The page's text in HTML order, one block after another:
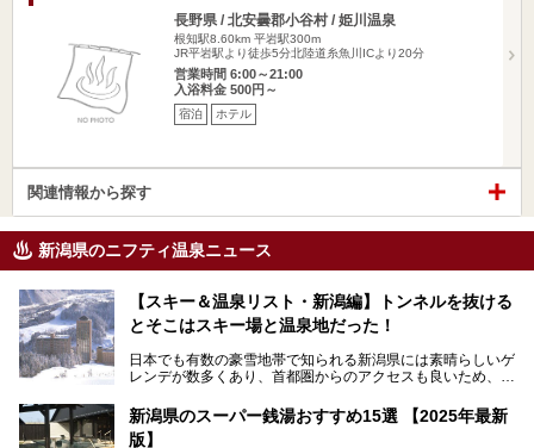
長野県 / 北安曇郡小谷村 / 姫川温泉
根知駅8.60km 平岩駅300m
JR平岩駅より徒歩5分北陸道糸魚川ICより20分
営業時間 6:00～21:00
入浴料金 500円～
宿泊 ホテル
関連情報から探す
新潟県のニフティ温泉ニュース
【スキー＆温泉リスト・新潟編】トンネルを抜ける
とそこはスキー場と温泉地だった！
日本でも有数の豪雪地帯で知られる新潟県には素晴らしいゲ
レンデが数多くあり、首都圏からのアクセスも良いため、関
た全域にわたって月岡、赤倉、松之山、燕、妙高、岩室など
など、古くは文豪にも愛された歴史ある老舗温泉地が多いこ
とで知られています。
新潟県のスーパー銭湯おすすめ15選 【2025年最新
版】